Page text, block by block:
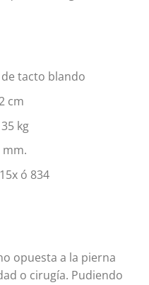
tacto blando
cm
kg
ó 834
opuesta a la pierna
o cirugía. Pudiendo